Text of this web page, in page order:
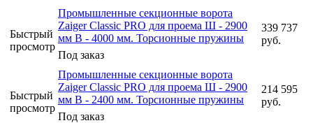
Быстрый
просмотр
Промышленные секционные ворота
Zaiger Classic PRO для проема Ш - 2900
мм В - 4000 мм. Торсионные пружины
Под заказ
339 737
руб.
Быстрый
просмотр
Промышленные секционные ворота
Zaiger Classic PRO для проема Ш - 2900
мм В - 2400 мм. Торсионные пружины
Под заказ
214 595
руб.